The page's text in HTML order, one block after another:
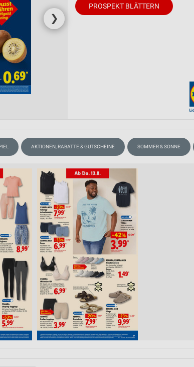
❯
PROSPEKT BLÄTTERN
AKTIONEN, RABATTE & GUTSCHEINE SOMMER & SONNE